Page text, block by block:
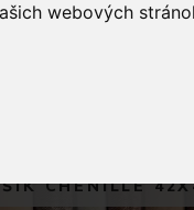
webových
CHENILLE